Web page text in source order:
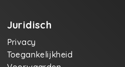
Juridisch
Privacy
Toegankelijkheid